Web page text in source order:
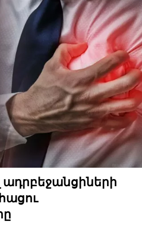
ադրբեջանցիների